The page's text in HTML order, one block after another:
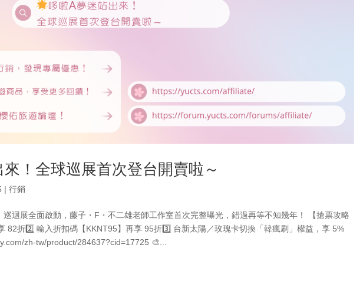
！全球巡展首次登台開賣啦～
|行銷
巡迴展全面啟動，藤子・F・不二雄老師工作室首次完整曝光，錯過再等不知幾年！ 【搶票攻略
82折2️⃣ 輸入折扣碼【KKNT95】再享 95折3️⃣ 台新太陽／玫瑰卡切換「韓瘋刷」權益，享 5%
zh-tw/product/284637?cid=17725 🎨...